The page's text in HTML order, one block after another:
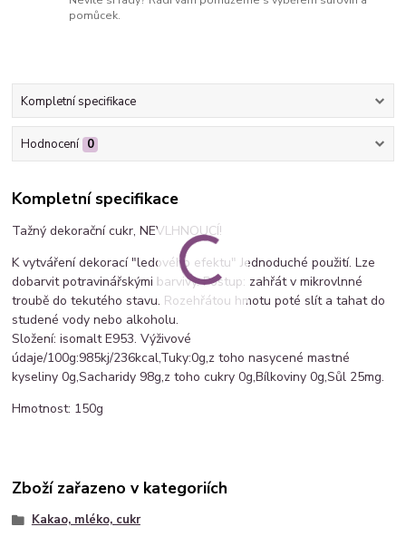
pomůcek.
Kompletní specifikace
Hodnocení 0
Kompletní specifikace
Tažný dekorační cukr, NEVLHNOUCÍ!
K vytváření dekorací "ledového efektu" Jednoduché použití. Lze
dobarvit potravinářskými barvivy. Postup: zahřát v mikrovlnné
troubě do tekutého stavu. Rozehřátou hmotu poté slít a tahat do
studené vody nebo alkoholu.
Složení: isomalt E953. Výživové
údaje/100g:985kj/236kcal,Tuky:0g,z toho nasycené mastné
kyseliny 0g,Sacharidy 98g,z toho cukry 0g,Bílkoviny 0g,Sůl 25mg.
Hmotnost: 150g
Zboží zařazeno v kategoriích
Kakao, mléko, cukr